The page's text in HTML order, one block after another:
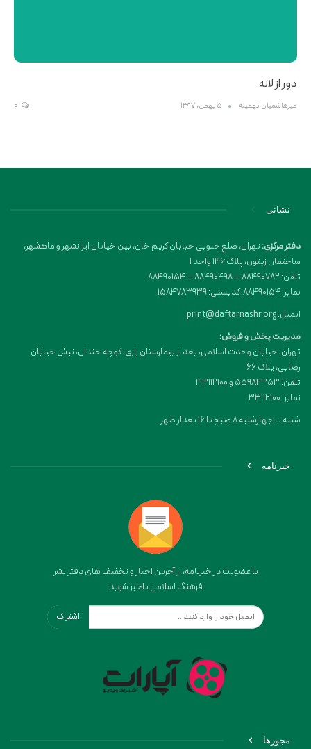
دور از لانه
میرهاشمیان تهمینه 5 بهمن, 1397
نشانی
دفتر مرکزی:تهران، ضلع جنوبی خیابان کریم خان، بین خیابان ایرانشهر و ماهشهر،
ساختمان زیتون، پلاک 146 واحد 1
تلفن: 88490782 – 88490498 – 88490154
نمابر: 88490154 کدپستی: 1584783939
ایمیل: print@daftarnashr.org
مدیریت پخش و فروش:
تهران، خیابان وحدت اسلامی، بعد از بیمارستان رازی، کوچه خندان، نبش خیابان
رضایی، پلاک ۶۶
تلفن: 55982353 و 33112100
نمابر: 33112100
شنبه تا چهارشنبه 8 صبح تا 16 بعداز ظهر
خبرنامه
با عضویت در خبرنامه، از آخرین اخبار و تخفیف های دفتر نشر
فرهنگ اسلامی باخبر شوید
اشتراک
مجوزها